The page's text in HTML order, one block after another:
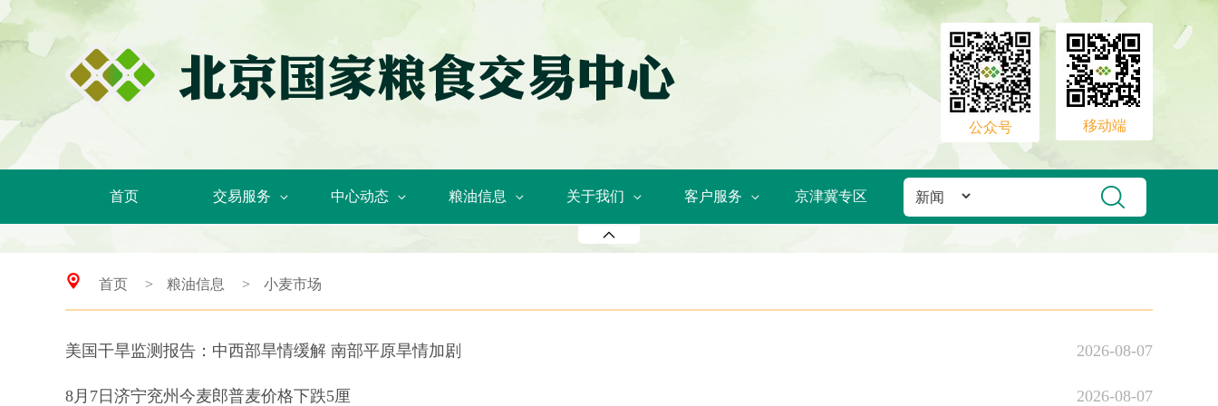
公众号 移动端
首页 交易服务 中心动态 粮油信息 关于我们 客户服务 京津冀专区
首页 > 粮油信息 > 小麦市场
美国干旱监测报告：中西部旱情缓解 南部平原旱情加剧 2026-08-07
8月7日济宁兖州今麦郎普麦价格下跌5厘 2026-08-07